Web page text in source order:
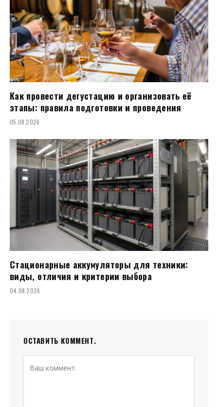
Как провести дегустацию и организовать её
этапы: правила подготовки и проведения
05.08.2026
Стационарные аккумуляторы для техники:
виды, отличия и критерии выбора
04.08.2026
ОСТАВИТЬ КОММЕНТ.